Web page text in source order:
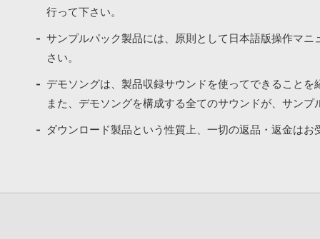
行って下さい。
サンプルパック製品には、原則として日本語版操作マ
さい。
デモソングは、製品収録サウンドを使ってできること
また、デモソングを構成する全てのサウンドが、サン
ダウンロード製品という性質上、一切の返品・返金はお